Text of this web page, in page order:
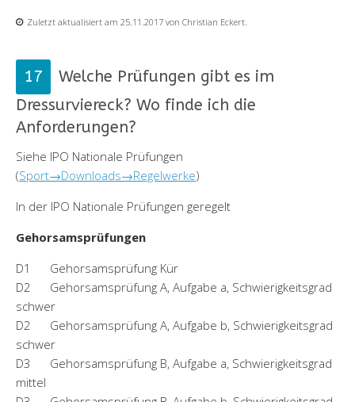
Zuletzt aktualisiert am 25.11.2017 von Christian Eckert.
Welche Prüfungen gibt es im
Dressurviereck? Wo finde ich die
Anforderungen?
Siehe IPO Nationale Prüfungen
(Sport→Downloads→Regelwerke)
In der IPO Nationale Prüfungen geregelt
Gehorsamsprüfungen
D1 Gehorsamsprüfung Kür
D2 Gehorsamsprüfung A, Aufgabe a, Schwierigkeitsgrad
schwer
D2 Gehorsamsprüfung A, Aufgabe b, Schwierigkeitsgrad
schwer
D3 Gehorsamsprüfung B, Aufgabe a, Schwierigkeitsgrad
mittel